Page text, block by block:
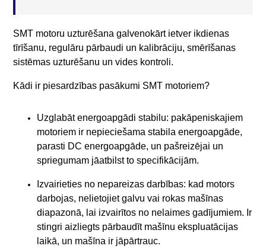
SMT motoru uzturēšana galvenokārt ietver ikdienas
tīrīšanu, regulāru pārbaudi un kalibrāciju, smērīšanas
sistēmas uzturēšanu un vides kontroli.
Kādi ir piesardzības pasākumi SMT motoriem?
Uzglabāt energoapgādi stabilu: pakāpeniskajiem
motoriem ir nepieciešama stabila energoapgāde,
parasti DC energoapgāde, un pašreizējai un
spriegumam jāatbilst to specifikācijām.
Izvairieties no nepareizas darbības: kad motors
darbojas, nelietojiet galvu vai rokas mašīnas
diapazonā, lai izvairītos no nelaimes gadījumiem. Ir
stingri aizliegts pārbaudīt mašīnu ekspluatācijas
laikā, un mašīna ir jāpārtrauc.